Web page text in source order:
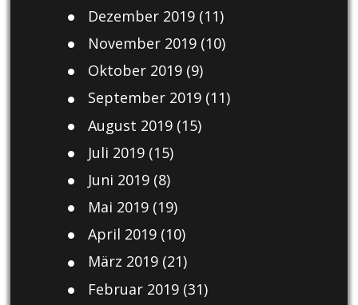
Dezember 2019(11)
November 2019(10)
Oktober 2019(9)
September 2019(11)
August 2019(15)
Juli 2019(15)
Juni 2019(8)
Mai 2019(19)
April 2019(10)
März 2019(21)
Februar 2019(31)